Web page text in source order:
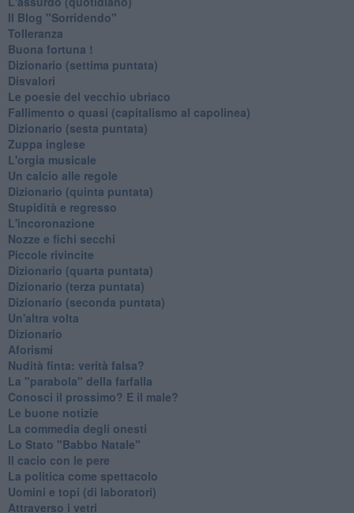
Il Blog "Sorridendo"
Tolleranza
Buona fortuna !
​Dizionario (settima puntata)
Disvalori
Le poesie del vecchio ubriaco
Fallimento o quasi (capitalismo al capolinea)
Dizionario (sesta puntata)
Zuppa inglese
L'orgia musicale
Un calcio alle regole
Dizionario (quinta puntata)
Stupidità e regresso
L'incoronazione
Nozze e fichi secchi
Piccole rivincite
​Dizionario (quarta puntata)
​Dizionario (terza puntata)
​Dizionario (seconda puntata)
Un'altra volta
Dizionario
Aforismi
Nudità finta: verità falsa?
La "parabola" della farfalla
Conosci il prossimo? E il male?
Le buone notizie
La commedia degli onesti
Lo Stato "Babbo Natale"
Il cacio con le pere
La politica come spettacolo
Uomini e topi (di laboratori)
Attraverso i vetri